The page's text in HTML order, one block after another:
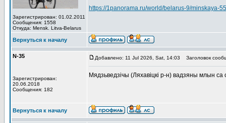
Зарегистрирован: 01.02.2011
Сообщения: 1558
Откуда: Mensk. Litva-Belarus
https://1panorama.ru/world/belarus-9/minskaya-
Вернуться к началу
N-35
Зарегистрирован:
20.06.2018
Сообщения: 182
Добавлено: 11 Jul 2026, Sat, 14:03 Заголовок
Мядзьведзічы (Ляхавіцкі р-н) вадзяны млын
Вернуться к началу